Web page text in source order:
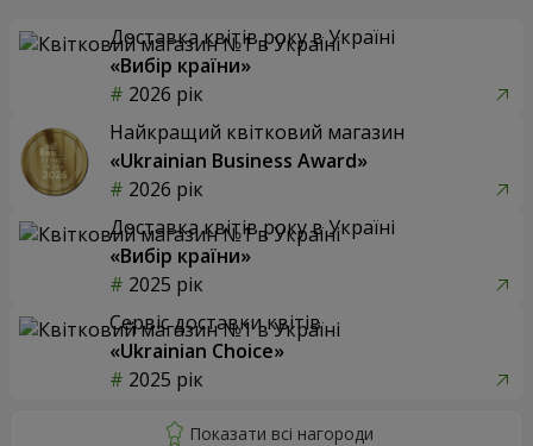
Доставка квітів року в Україні
«Вибір країни»
2026 рік
Найкращий квітковий магазин
«Ukrainian Business Award»
2026 рік
Доставка квітів року в Україні
«Вибір країни»
2025 рік
Сервіс доставки квітів
«Ukrainian Choice»
2025 рік